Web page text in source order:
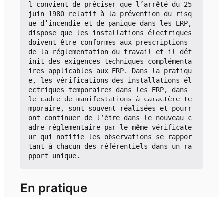
l convient de préciser que l ’arrêté du 25
juin 1980 relatif à la prévention du risq
ue d ’incendie et de panique dans les ERP,
dispose que les installations électriques
doivent être conformes aux prescriptions
de la réglementation du travail et il déf
init des exigences techniques complémenta
ires applicables aux ERP. Dans la pratiqu
e, les vérifications des installations él
ectriques temporaires dans les ERP, dans
le cadre de manifestations à caractère te
mporaire, sont souvent réalisées et pourr
ont continuer de l ’être dans le nouveau c
adre réglementaire par le même vérificate
ur qui notifie les observations se rappor
tant à chacun des référentiels dans un ra
En pratique